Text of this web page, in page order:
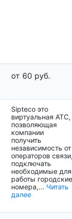
от 60 руб.
Sipteco это
виртуальная АТС,
позволяющая
компании
получить
независимость от
операторов
подключать
необходимые для
работы городские
номера,... Читать
далее